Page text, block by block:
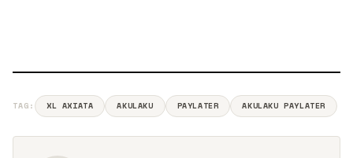
TAG: XL AXIATA AKULAKU PAYLATER AKULAKU PAYLATER